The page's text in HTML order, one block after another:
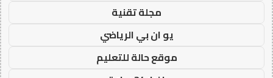
مجلة تقنية
يو ان بي الرياضي
موقع حالة للتعليم